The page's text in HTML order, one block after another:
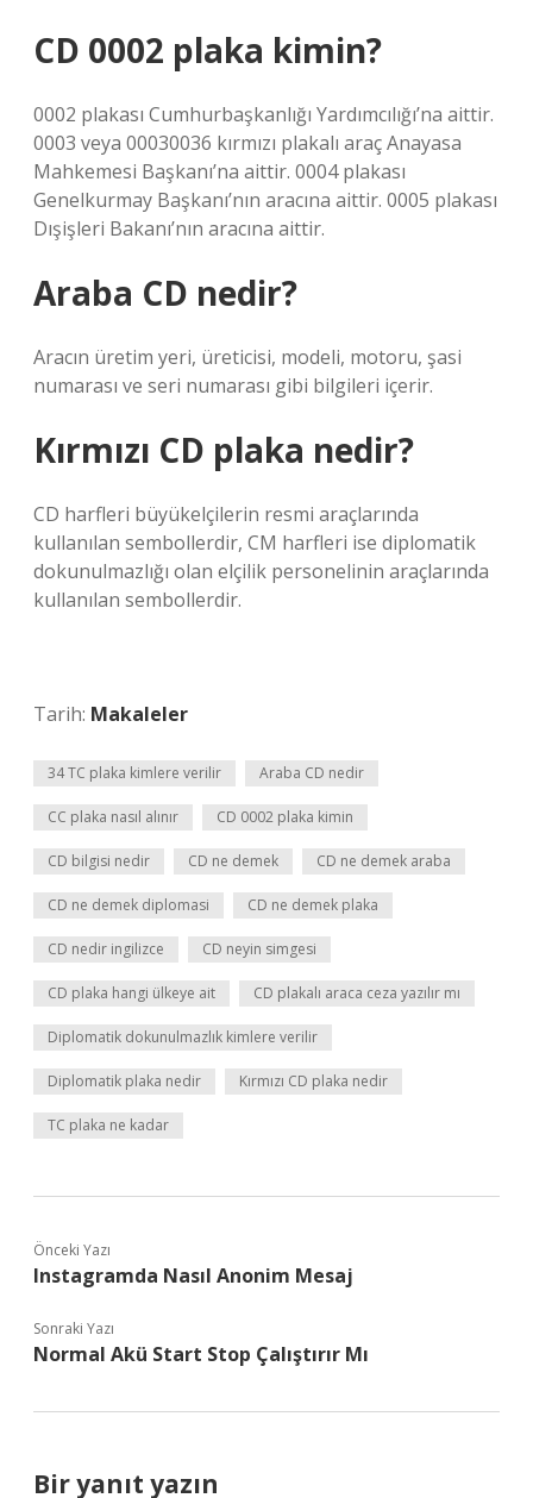
CD 0002 plaka kimin?
0002 plakası Cumhurbaşkanlığı Yardımcılığı’na aittir.
0003 veya 00030036 kırmızı plakalı araç Anayasa
Mahkemesi Başkanı’na aittir. 0004 plakası
Genelkurmay Başkanı’nın aracına aittir. 0005 plakası
Dışişleri Bakanı’nın aracına aittir.
Araba CD nedir?
Aracın üretim yeri, üreticisi, modeli, motoru, şasi
numarası ve seri numarası gibi bilgileri içerir.
Kırmızı CD plaka nedir?
CD harfleri büyükelçilerin resmi araçlarında
kullanılan sembollerdir, CM harfleri ise diplomatik
dokunulmazlığı olan elçilik personelinin araçlarında
kullanılan sembollerdir.
Tarih: Makaleler
34 TC plaka kimlere verilir Araba CD nedir
CC plaka nasıl alınır CD 0002 plaka kimin
CD bilgisi nedir CD ne demek CD ne demek araba
CD ne demek diplomasi CD ne demek plaka
CD nedir ingilizce CD neyin simgesi
CD plaka hangi ülkeye ait CD plakalı araca ceza yazılır mı
Diplomatik dokunulmazlık kimlere verilir
Diplomatik plaka nedir Kırmızı CD plaka nedir
TC plaka ne kadar
Önceki Yazı
Instagramda Nasıl Anonim Mesaj
Sonraki Yazı
Normal Akü Start Stop Çalıştırır Mı
Bir yanıt yazın